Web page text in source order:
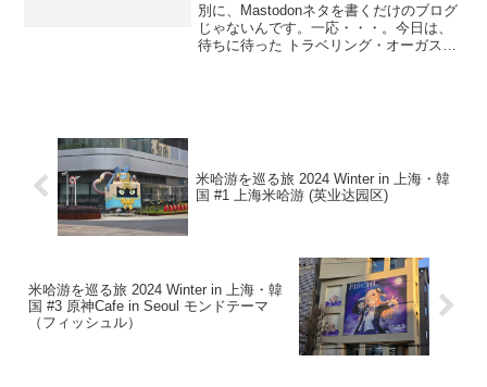
別に、Mastodonネタを書くだけのブログ
じゃないんです。一応・・・。今日は、
待ちに待った トラベリング・オーガスト
米哈游を巡る旅 2024 Winter in 上海・韓
国 #1 上海米哈游 (英业达园区)
米哈游を巡る旅 2024 Winter in 上海・韓
国 #3 原神Cafe in Seoul モンドテーマ
（フィッシュル）